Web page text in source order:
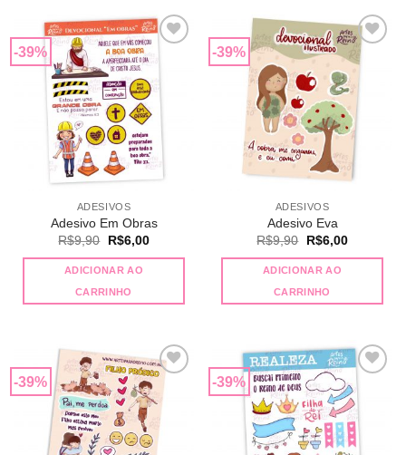
-39%
Adicionar
a lista de
desejos
ADESIVOS
Adesivo Em Obras
R$9,90 O
original
era:
R$9,90.
R$6,00O
ADICIONAR AO
CARRINHO
-39%
Adicionar
a lista de
desejos
ADESIVOS
Adesivo Eva
R$9,90 O
original
era:
R$9,90.
R$6,00O
ADICIONAR AO
CARRINHO
-39%
Adicionar
a lista de
desejos
-39%
Adicionar
a lista de
desejos